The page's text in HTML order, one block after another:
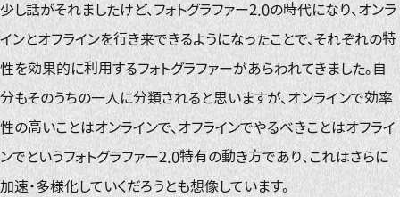
少し話がそれましたけど、フォトグラファー2.0の時代になり、オンラ
インとオフラインを行き来できるようになったことで、それぞれの特
性を効果的に利用するフォトグラファーがあらわれてきました。自
分もそのうちの一人に分類されると思いますが、オンラインで効率
性の高いことはオンラインで、オフラインでやるべきことはオフライ
ンでというフォトグラファー2.0特有の動き方であり、これはさらに
加速・多様化していくだろうとも想像しています。